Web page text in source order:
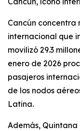
Cancún concentra
internacional que
movilizó 29.3
enero de 2026
pasajeros
de los nodos
Latina.
Además,